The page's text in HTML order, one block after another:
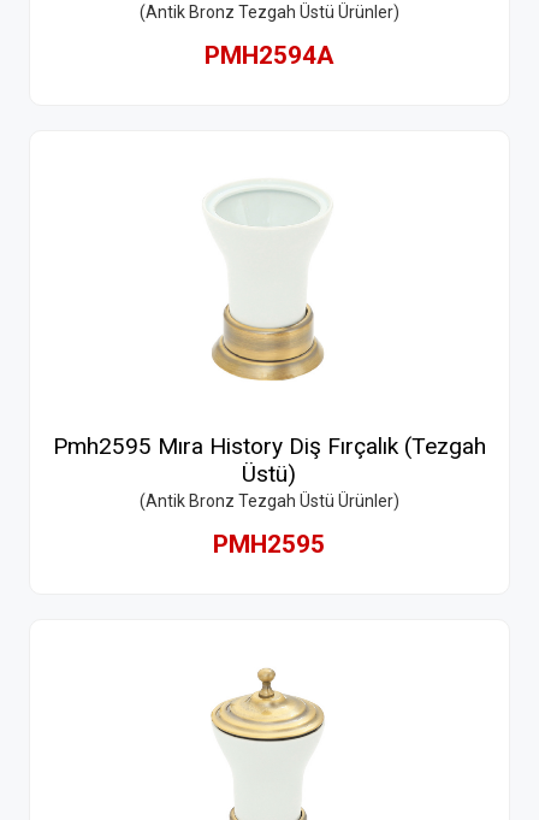
(Antik Bronz Tezgah Üstü Ürünler)
PMH2594A
Pmh2595 Mıra History Diş Fırçalık (Tezgah
Üstü)
(Antik Bronz Tezgah Üstü Ürünler)
PMH2595